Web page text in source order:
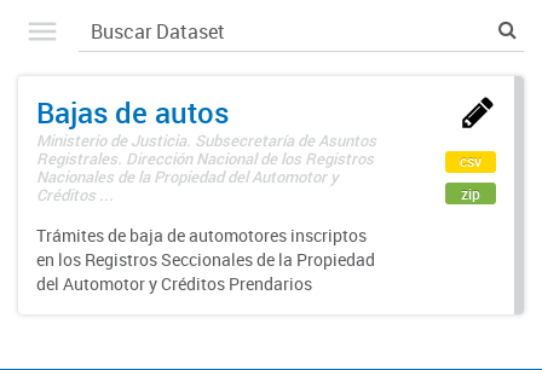
Bajas de autos
Ministerio de Justicia. Subsecretaría de Asuntos
Registrales. Dirección Nacional de los Registros
Nacionales de la Propiedad del Automotor y
Créditos ...
Trámites de baja de automotores inscriptos
en los Registros Seccionales de la Propiedad
del Automotor y Créditos Prendarios
csv
zip